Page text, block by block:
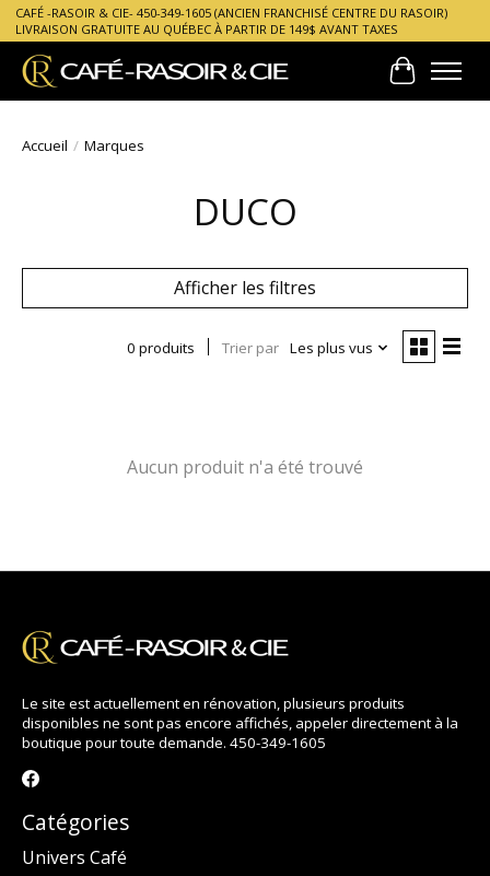
CAFÉ -RASOIR & CIE- 450-349-1605 (ANCIEN FRANCHISÉ CENTRE DU RASOIR)
LIVRAISON GRATUITE AU QUÉBEC À PARTIR DE 149$ AVANT TAXES
Panier
Accueil / Marques
DUCO
Afficher les filtres
0 produits Trier par Les plus vus
Aucun produit n'a été trouvé
Le site est actuellement en rénovation, plusieurs produits
disponibles ne sont pas encore affichés, appeler directement à la
boutique pour toute demande. 450-349-1605
Catégories
Univers Café